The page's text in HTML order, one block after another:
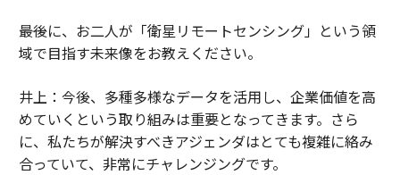
――最後に、お二人が「衛星リモートセンシング」という領
域で目指す未来像をお教えください。
井上：今後、多種多様なデータを活用し、企業価値を高
めていくという取り組みは重要となってきます。さら
に、私たちが解決すべきアジェンダはとても複雑に絡み
合っていて、非常にチャレンジングです。